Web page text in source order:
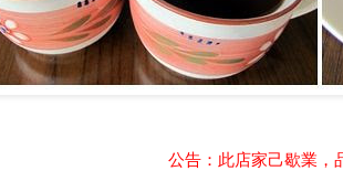
公告：此店家己歇業，